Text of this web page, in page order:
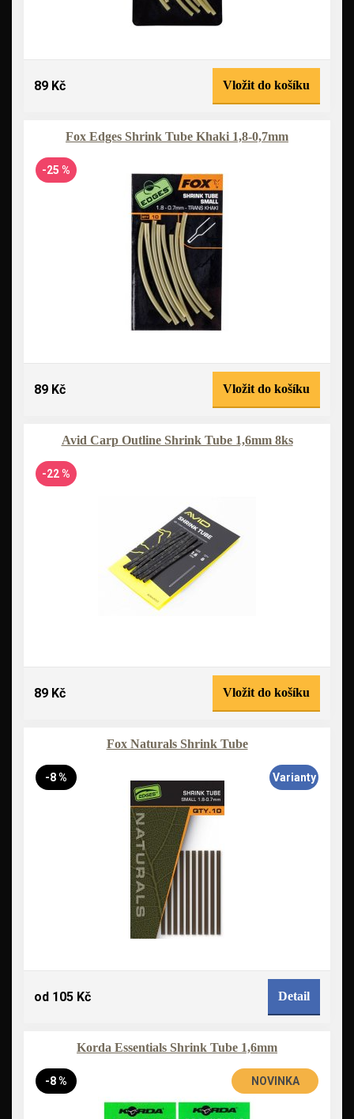
89 Kč Vložit do košíku
Fox Edges Shrink Tube Khaki 1,8-0,7mm
-25 %
89 Kč Vložit do košíku
Avid Carp Outline Shrink Tube 1,6mm 8ks
-22 %
89 Kč Vložit do košíku
Fox Naturals Shrink Tube
-8 % Varianty
od 105 Kč Detail
Korda Essentials Shrink Tube 1,6mm
-8 % NOVINKA